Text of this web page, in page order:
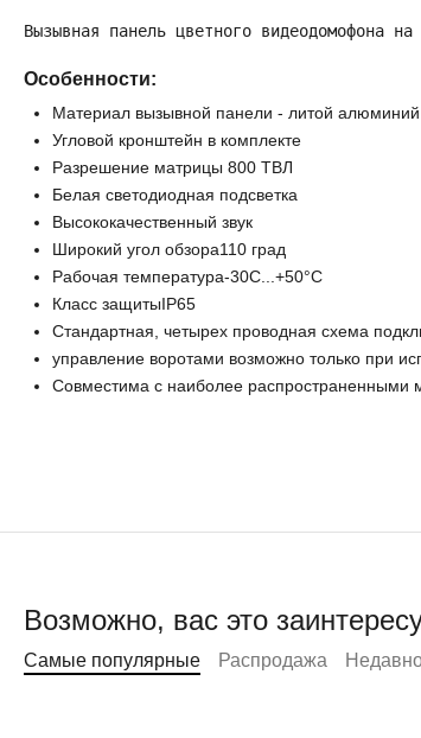
Вызывная панель цветного видеодомофона
Особенности:
Материал вызывной панели - литой алюминий
Угловой кронштейн в комплекте
Разрешение матрицы 800 ТВЛ
Белая светодиодная подсветка
Высококачественный звук
Широкий угол обзора110 град
Рабочая температура-30С...+50°C
Класс защитыIP65
Стандартная, четырех проводная схема
управление воротами возможно только при
Совместима с наиболее
Возможно, вас это
Самые популярные Распродажа